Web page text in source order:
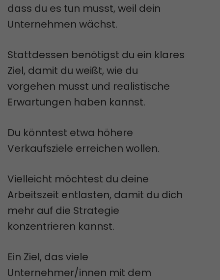
dass du es tun musst, weil dein
Unternehmen wächst.
Stattdessen benötigst du ein klares
Ziel, damit du weißt, wie du
vorgehen musst und realistische
Erwartungen haben kannst.
Du könntest etwa höhere
Verkaufsziele erreichen wollen.
Vielleicht möchtest du deine
Arbeitszeit entlasten, damit du dich
mehr auf die Strategie
konzentrieren kannst.
Ein Ziel, das viele
Unternehmer/innen mit dem